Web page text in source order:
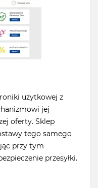
użytkowej z
jej
oferty. Sklep
tego samego
przy tym
przesyłki.